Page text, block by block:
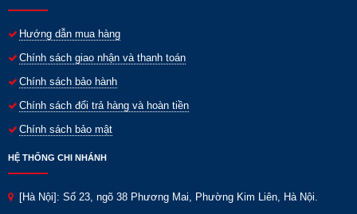
Hướng dẫn mua hàng
Chính sách giao nhận và thanh toán
Chính sách bảo hành
Chính sách đổi trả hàng và hoàn tiền
Chính sách bảo mật
HỆ THỐNG CHI NHÁNH
[Hà Nội]: Số 23, ngõ 38 Phương Mai, Phường Kim Liên, Hà Nội.